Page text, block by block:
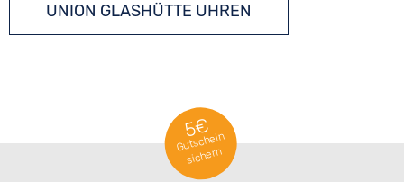
UNION GLASHÜTTE UHREN
5€
Gutschein
sichern